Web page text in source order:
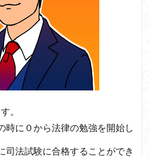
。
時に０から法律の勉強を開始し
司法試験に合格することができ